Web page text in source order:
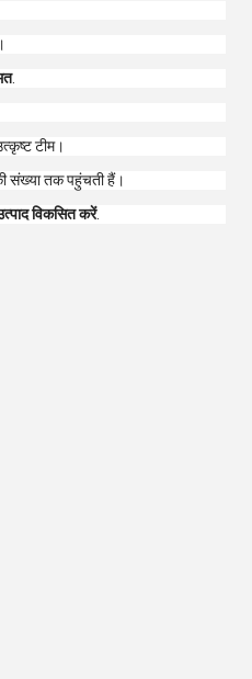
.
टीम।
संख्या तक पहुंचती हैं।
विकसित करें.